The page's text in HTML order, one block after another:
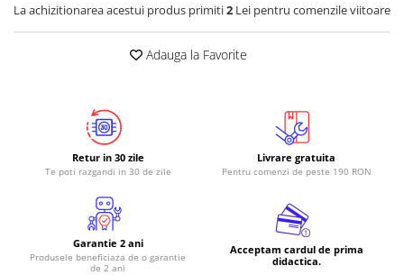
La achizitionarea acestui produs primiti2 Lei pentru comenzile viitoare
Adauga la Favorite
Retur in 30 zile
Te poti razgandi in 30 de zile
Livrare gratuita
Pentru comenzi de peste 190 RON
Garantie 2 ani
Produsele beneficiaza de o garantie
de 2 ani
Acceptam cardul de prima
didactica.